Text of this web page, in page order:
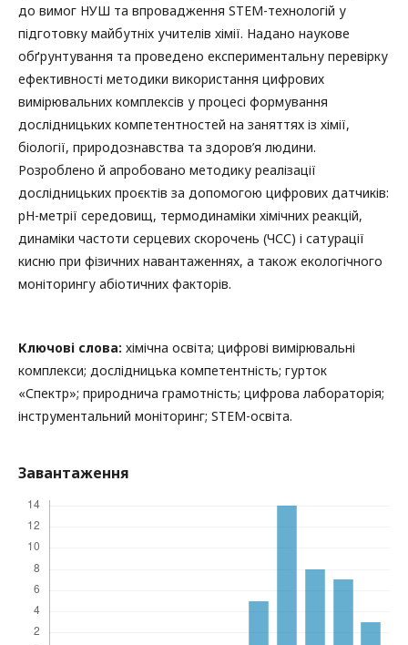
до вимог НУШ та впровадження STEM-технологій у
підготовку майбутніх учителів хімії. Надано наукове
обґрунтування та проведено експериментальну перевірку
ефективності методики використання цифрових
вимірювальних комплексів у процесі формування
дослідницьких компетентностей на заняттях із хімії,
біології, природознавства та здоров’я людини.
Розроблено й апробовано методику реалізації
дослідницьких проєктів за допомогою цифрових датчиків:
рН-метрії середовищ, термодинаміки хімічних реакцій,
динаміки частоти серцевих скорочень (ЧСС) і сатурації
кисню при фізичних навантаженнях, а також екологічного
моніторингу абіотичних факторів.
Ключові слова: хімічна освіта; цифрові вимірювальні
комплекси; дослідницька компетентність; гурток
«Спектр»; природнича грамотність; цифрова лабораторія;
інструментальний моніторинг; STEM-освіта.
Завантаження